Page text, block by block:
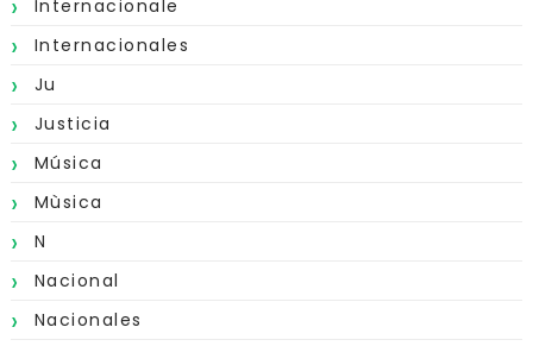
Internacionale
Internacionales
Ju
Justicia
Música
Mùsica
N
Nacional
Nacionales